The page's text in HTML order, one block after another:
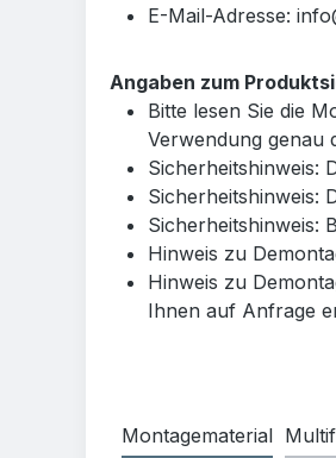
E-Mail-Adresse:
Angaben zum
Bitte lesen Sie die
Verwendung genau
Sicherheitshinweis:
Sicherheitshinweis:
Sicherheitshinweis:
Hinweis zu
Hinweis zu
Ihnen auf Anfrage
Montagematerial